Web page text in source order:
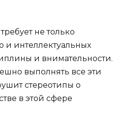
не только
и интеллектуальных
и внимательности.
выполнять все эти
стереотипы о
в этой сфере